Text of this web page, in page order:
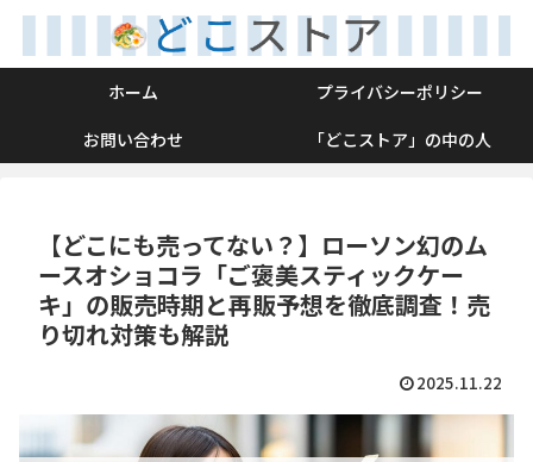
ホーム
プライバシーポリシー
お問い合わせ
「どこストア」の中の人
【どこにも売ってない？】ローソン幻のム
ースオショコラ「ご褒美スティックケー
キ」の販売時期と再販予想を徹底調査！売
り切れ対策も解説
2025.11.22